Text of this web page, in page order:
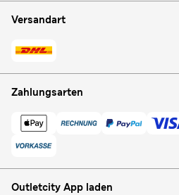
Versandart
Zahlungsarten
Outletcity App laden